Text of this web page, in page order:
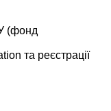
(фонд
та реєстрації